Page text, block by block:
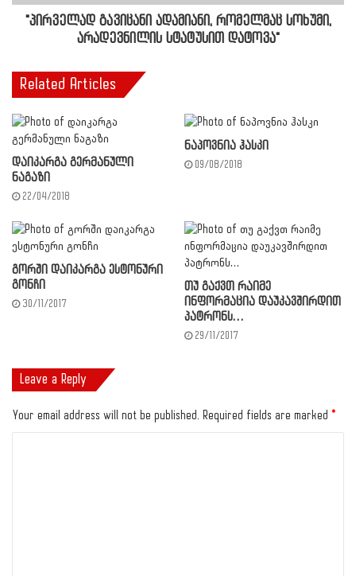
"პირველად გავიცანი ადამიანი, რომელმაც სოხუმი,
არადევნილის სტატუსით დატოვა"
Related Articles
დაიკარგა გერმანული
ნაგაზი
22/04/2018
ნაპოვნია ჰასკი
09/08/2018
გორში დაიკარგა ესტონური
გონჩი
30/11/2017
თუ გაქვთ რაიმე
ინფორმაცია დაუკავშირდით
პატრონს…
29/11/2017
Leave a Reply
Your email address will not be published. Required fields are marked *